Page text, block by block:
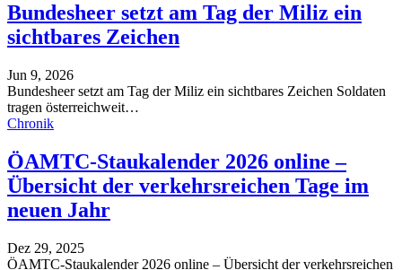
Bundesheer setzt am Tag der Miliz ein
sichtbares Zeichen
Jun 9, 2026
Bundesheer setzt am Tag der Miliz ein sichtbares Zeichen Soldaten
tragen österreichweit…
Chronik
ÖAMTC-Staukalender 2026 online –
Übersicht der verkehrsreichen Tage im
neuen Jahr
Dez 29, 2025
ÖAMTC-Staukalender 2026 online – Übersicht der verkehrsreichen